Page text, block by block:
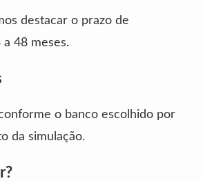
destacar o prazo de
48 meses.
o banco escolhido por
da simulação.